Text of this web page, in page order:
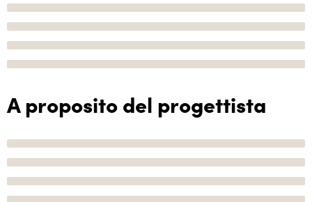
A proposito del progettista